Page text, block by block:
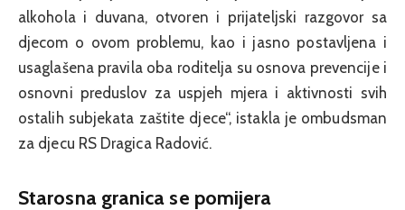
alkohola i duvana, otvoren i prijateljski razgovor sa
djecom o ovom problemu, kao i jasno postavljena i
usaglašena pravila oba roditelja su osnova prevencije i
osnovni preduslov za uspjeh mjera i aktivnosti svih
ostalih subjekata zaštite djece“, istakla je ombudsman
za djecu RS Dragica Radović.
Starosna granica se pomijera